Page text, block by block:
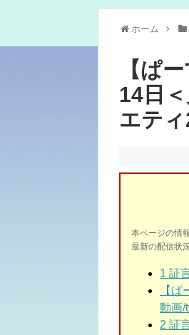
ホーム
【ぱ
14日
エテ
本ページの情
最新の配信状
1 証
【
動画/
2 証